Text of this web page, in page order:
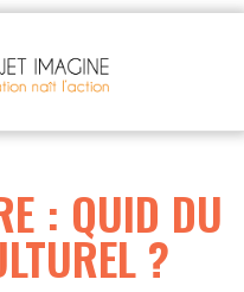
: QUID DU
?